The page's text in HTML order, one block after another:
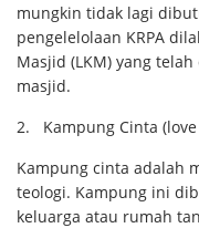
mungkin tidak lagi
pengelelolaan KRPA
Masjid (LKM) yang
masjid.
2. Kampung Cinta
Kampung cinta adalah
teologi. Kampung ini
keluarga atau rumah